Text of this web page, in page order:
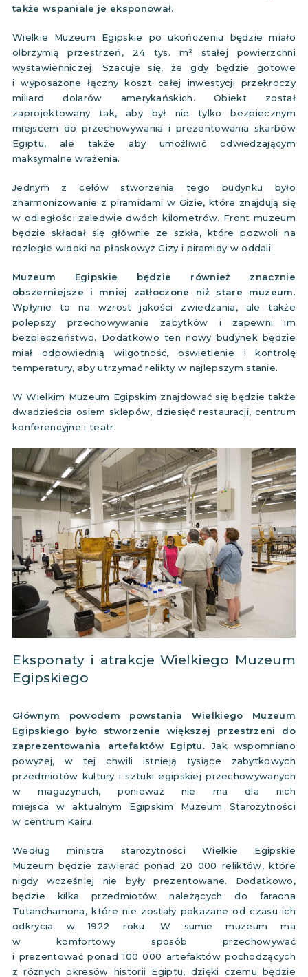
także wspaniale je eksponował.
Wielkie Muzeum Egipskie po ukończeniu będzie miało
olbrzymią przestrzeń, 24 tys. m² stałej powierzchni
wystawienniczej. Szacuje się, że gdy będzie gotowe
i wyposażone łączny koszt całej inwestycji przekroczy
miliard dolarów amerykańskich. Obiekt został
zaprojektowany tak, aby był nie tylko bezpiecznym
miejscem do przechowywania i prezentowania skarbów
Egiptu, ale także aby umożliwić odwiedzającym
maksymalne wrażenia.
Jednym z celów stworzenia tego budynku było
zharmonizowanie z piramidami w Gizie, które znajdują się
w odległości zaledwie dwóch kilometrów. Front muzeum
będzie składał się głównie ze szkła, które pozwoli na
rozległe widoki na płaskowyż Gizy i piramidy w oddali.
Muzeum Egipskie będzie również znacznie
obszerniejsze i mniej zatłoczone niż stare muzeum.
Wpłynie to na wzrost jakości zwiedzania, ale także
polepszy przechowywanie zabytków i zapewni im
bezpieczeństwo. Dodatkowo ten nowy budynek będzie
miał odpowiednią wilgotność, oświetlenie i kontrolę
temperatury, aby utrzymać relikty w najlepszym stanie.
W Wielkim Muzeum Egipskim znajdować się będzie także
dwadzieścia osiem sklepów, dziesięć restauracji, centrum
konferencyjne i teatr.
Eksponaty i atrakcje Wielkiego Muzeum
Egipskiego
Głównym powodem powstania Wielkiego Muzeum
Egipskiego było stworzenie większej przestrzeni do
zaprezentowania artefaktów Egiptu.Jak wspomniano
powyżej, w tej chwili istnieją tysiące zabytkowych
przedmiotów kultury i sztuki egipskiej przechowywanych
w magazynach, ponieważ nie ma dla nich
miejsca w aktualnym Egipskim Muzeum Starożytności
w centrum Kairu.
Według ministra starożytności Wielkie Egipskie
Muzeum będzie zawierać ponad 20 000 reliktów, które
nigdy wcześniej nie były prezentowane. Dodatkowo,
będzie kilka przedmiotów należących do faraona
Tutanchamona, które nie zostały pokazane od czasu ich
odkrycia w 1922 roku. W sumie muzeum ma
w komfortowy sposób przechowywać
i prezentować ponad 100 000 artefaktów pochodzących
z różnych okresów historii Egiptu, dzięki czemu będzie